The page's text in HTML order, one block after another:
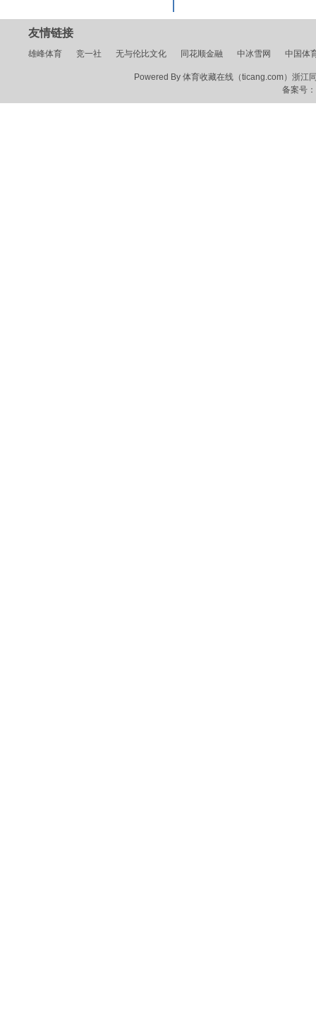
友情链接
雄峰体育 竞一社 无与伦比文化 同花顺金融 中冰雪网 中国体
Powered By 体育收藏在线（ticang.com）浙江
备案号：